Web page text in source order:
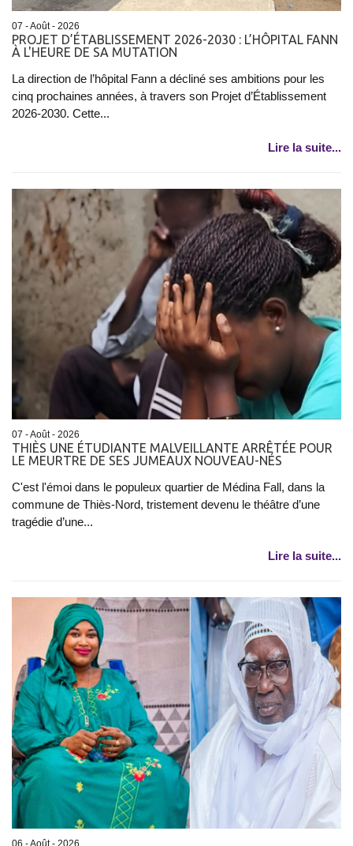
07 - Août - 2026
PROJET D’ÉTABLISSEMENT 2026-2030 : L’HÔPITAL FANN
À L'HEURE DE SA MUTATION
La direction de l’hôpital Fann a décliné ses ambitions pour les
cinq prochaines années, à travers son Projet d’Établissement
2026-2030. Cette...
Lire la suite...
07 - Août - 2026
THIÈS UNE ÉTUDIANTE MALVEILLANTE ARRÊTÉE POUR
LE MEURTRE DE SES JUMEAUX NOUVEAU-NÉS
C'est l'émoi dans le populeux quartier de Médina Fall, dans la
commune de Thiès-Nord, tristement devenu le théâtre d’une
tragédie d’une...
Lire la suite...
06 - Août - 2026